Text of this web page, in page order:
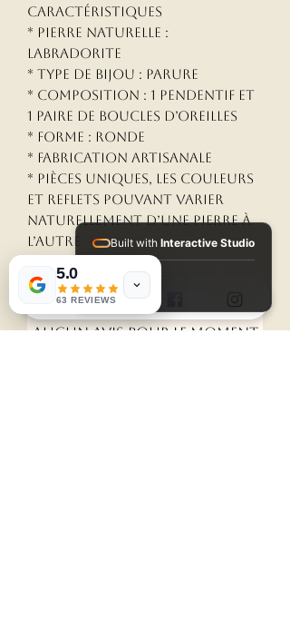
Caractéristiques
* Pierre naturelle :
Labradorite
* Type de bijou : Parure
* Composition : 1 pendentif et
1 paire de boucles d’oreilles
* Forme : Ronde
* Fabrication artisanale
* Pièces uniques, les couleurs
et reflets pouvant varier
naturellement d’une pierre à
l’autre
Aucun avis pour le moment
5.0
63 REVIEWS
Built with Interactive Studio
Installed Apps:
• Aura Suite